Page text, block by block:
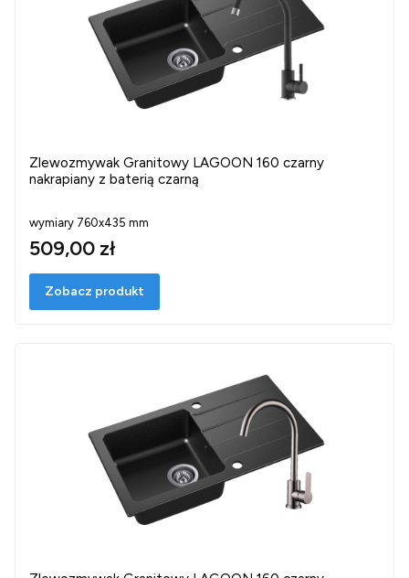
Zlewozmywak Granitowy LAGOON 160 czarny
nakrapiany z baterią czarną
wymiary 760x435 mm
509,00 zł
Zobacz produkt